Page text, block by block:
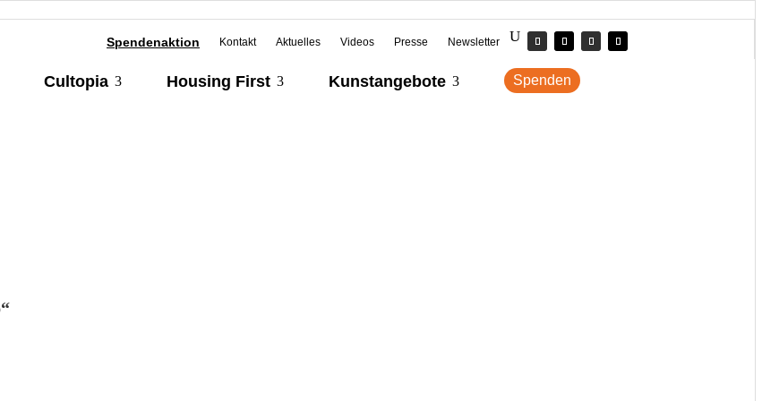
Spendenaktion Kontakt Aktuelles Videos Presse Newsletter
Cultopia 3 Housing First 3 Kunstangebote 3 Spenden